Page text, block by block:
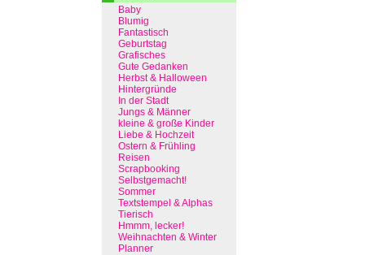
Baby
Blumig
Fantastisch
Geburtstag
Grafisches
Gute Gedanken
Herbst & Halloween
Hintergründe
In der Stadt
Jungs & Männer
kleine & große Kinder
Liebe & Hochzeit
Ostern & Frühling
Reisen
Scrapbooking
Selbstgemacht!
Sommer
Textstempel & Alphas
Tierisch
Hmmm, lecker!
Weihnachten & Winter
Planner